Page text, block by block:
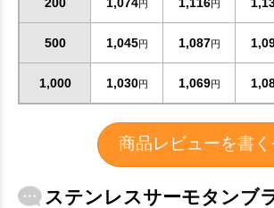
円 円
500 1,045円 1,087円
1,000 1,030円 1,069円
商品レビューを書
ステンレスサーモタン